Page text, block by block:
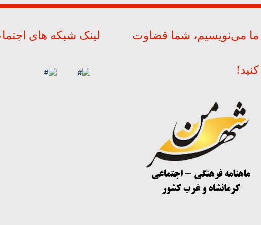
ما می‌نویسیم، شما قضاوت
کنید!
لینک شبکه های